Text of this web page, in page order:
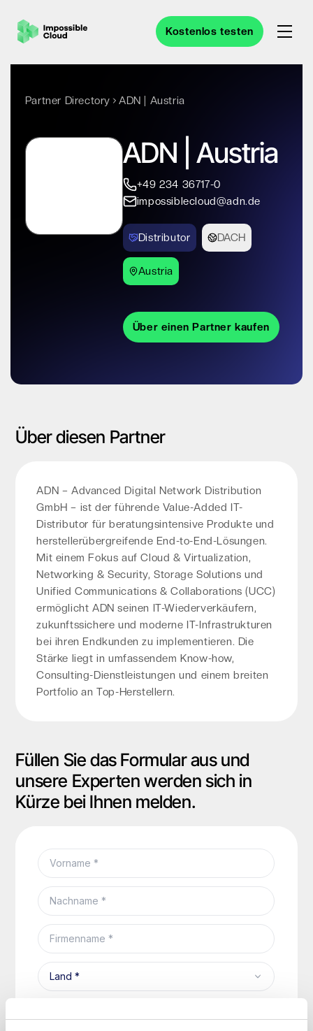
Kostenlos testen
Partner Directory ADN | Austria
ADN | Austria
+49 234 36717-0
impossiblecloud@adn.de
Distributor DACH
Austria
Über einen Partner kaufen
Über diesen Partner
ADN – Advanced Digital Network Distribution
GmbH – ist der führende Value-Added IT-
Distributor für beratungsintensive Produkte und
herstellerübergreifende End-to-End-Lösungen.
Mit einem Fokus auf Cloud & Virtualization,
Networking & Security, Storage Solutions und
Unified Communications & Collaborations (UCC)
ermöglicht ADN seinen IT-Wiederverkäufern,
zukunftssichere und moderne IT-Infrastrukturen
bei ihren Endkunden zu implementieren. Die
Stärke liegt in umfassendem Know-how,
Consulting-Dienstleistungen und einem breiten
Portfolio an Top-Herstellern.
Füllen Sie das Formular aus und
unsere Experten werden sich in
Kürze bei Ihnen melden.